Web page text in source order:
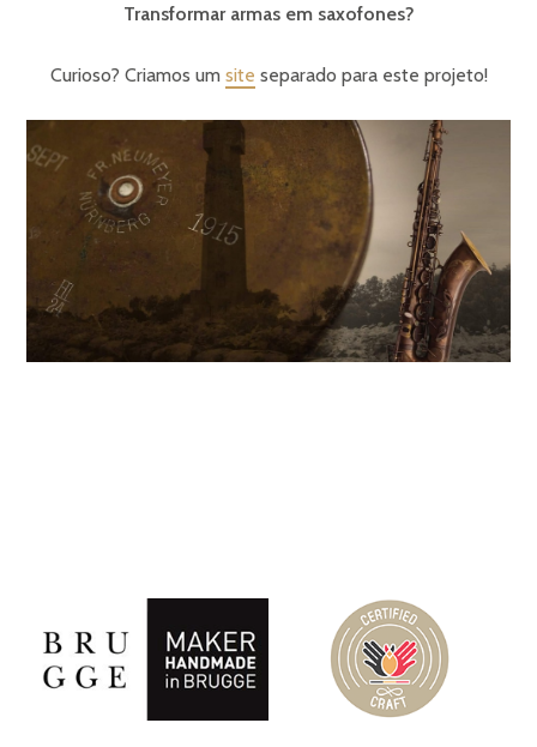
Transformar armas em saxofones?
Curioso? Criamos um site separado para este projeto!